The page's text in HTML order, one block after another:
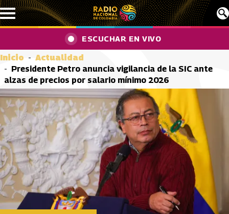
Pasar al contenido principal
ESCUCHAR EN VIVO
Inicio
Actualidad
Presidente Petro anuncia vigilancia de la SIC ante
alzas de precios por salario mínimo 2026